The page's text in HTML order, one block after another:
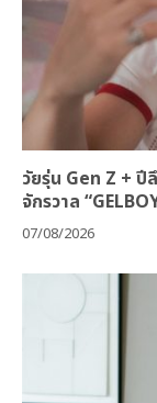
วัยรุ่น Gen Z + ปี
จักรวาล
07/08/2026